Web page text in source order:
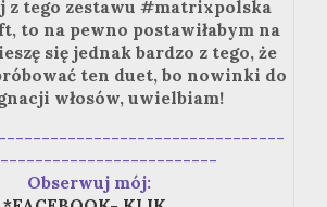
z tego zestawu #matrixpolska
to na pewno postawiłabym na
się jednak bardzo z tego, że
ten duet, bo nowinki do
włosów, uwielbiam!
Obserwuj mój: